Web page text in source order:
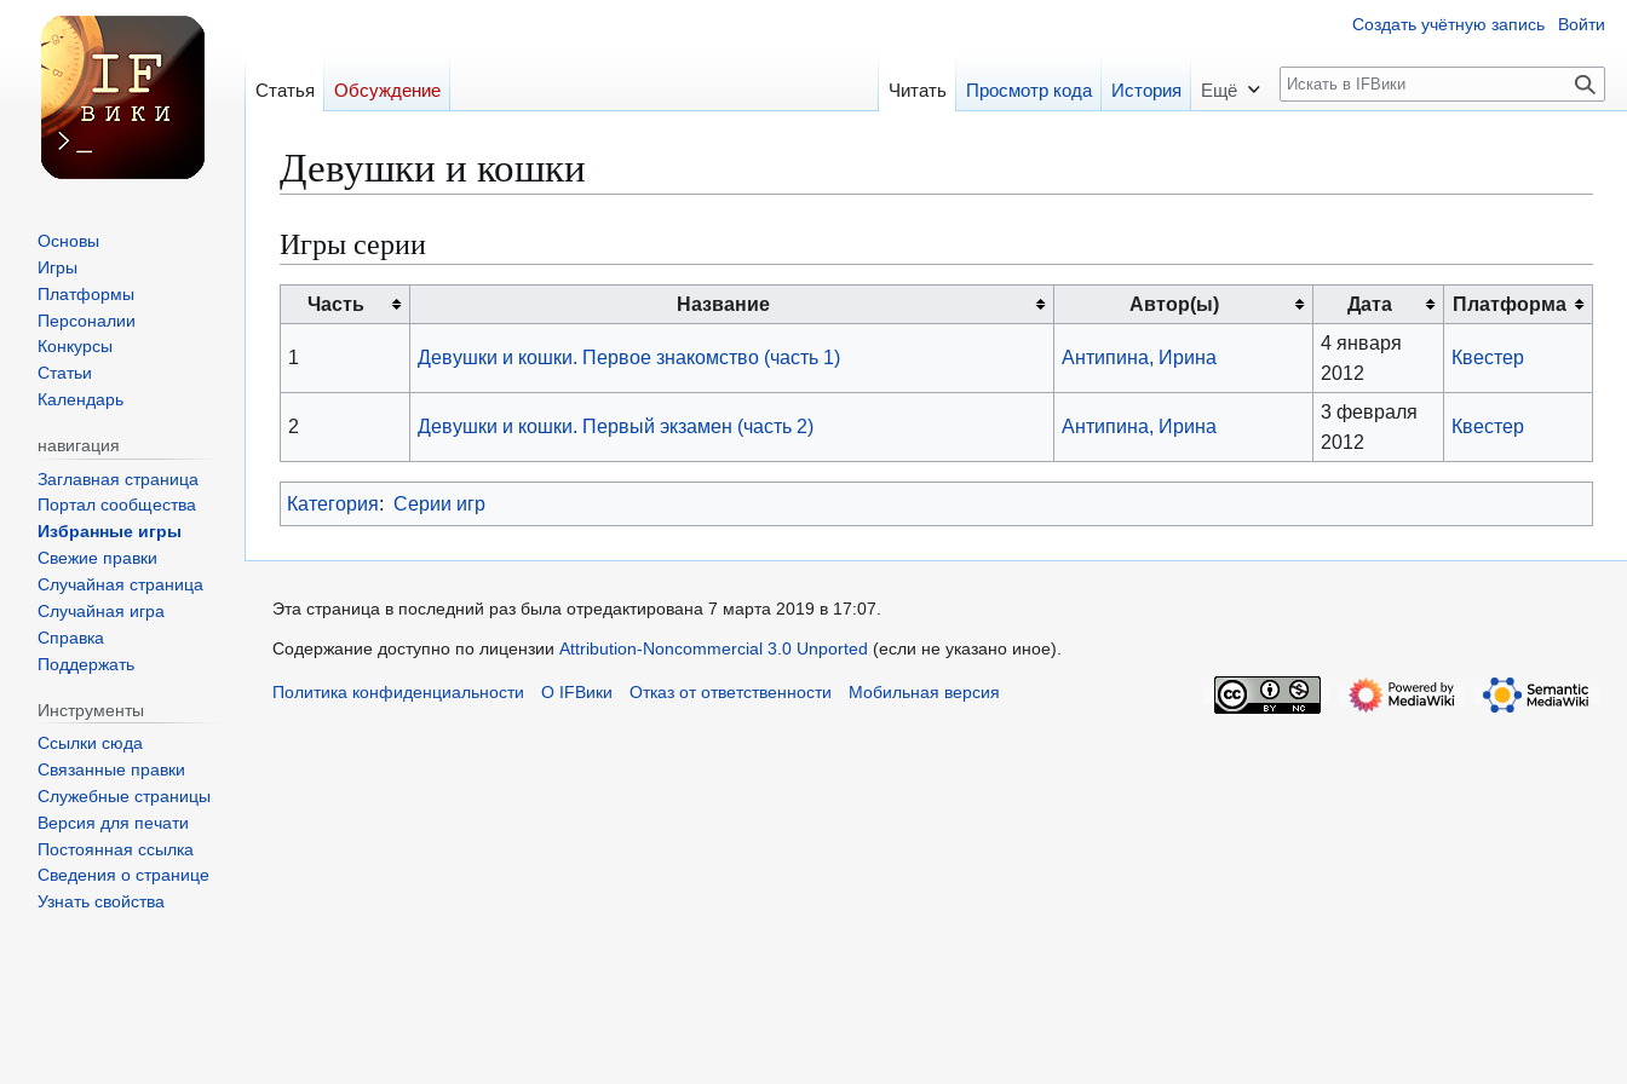
Девушки и кошки
Перейти
к
навигации
Перейти
к
поиску
Игры серии
Часть Название Автор(ы) Дата Платформа
1 Девушки и кошки. Первое знакомство (часть 1) Антипина, Ирина
4 января
2012
Квестер
2 Девушки и кошки. Первый экзамен (часть 2) Антипина, Ирина
3 февраля
2012
Квестер
Категория: Серии игр
Создать учётную запись Войти
Статья Обсуждение Читать Просмотр кода История Ещё
П
о
к
Основы
Игры
Платформы
Персоналии
Конкурсы
Статьи
Календарь
навигация
Заглавная страница
Портал сообщества
Избранные игры
Свежие правки
Случайная страница
Случайная игра
Справка
Поддержать
Инструменты
Ссылки сюда
Связанные правки
Служебные страницы
Версия для печати
Постоянная ссылка
Сведения о странице
Узнать свойства
Эта страница в последний раз была отредактирована 7 марта 2019 в 17:07.
Содержание доступно по лицензииAttribution-Noncommercial 3.0 Unported (если не указано иное).
Политика конфиденциальности О IFВики Отказ от ответственности Мобильная версия